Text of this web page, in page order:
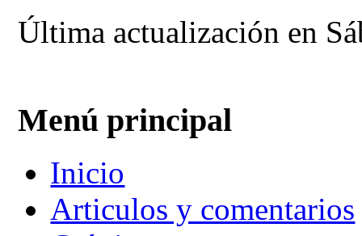
Última actualización en
Menú principal
Inicio
Articulos y comentarios